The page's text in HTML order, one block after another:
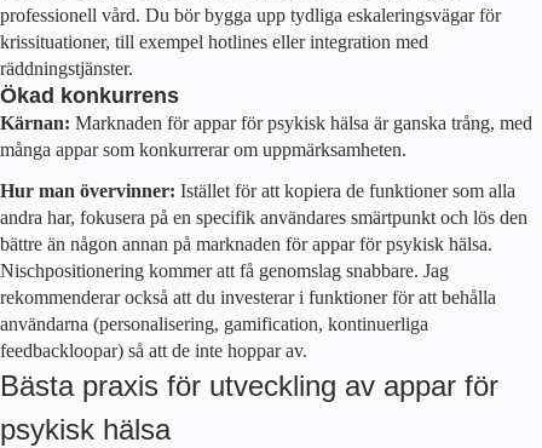
professionell vård. Du bör bygga upp tydliga eskaleringsvägar för
krissituationer, till exempel hotlines eller integration med
räddningstjänster.
Ökad konkurrens
Kärnan: Marknaden för appar för psykisk hälsa är ganska trång, med
många appar som konkurrerar om uppmärksamheten.
Hur man övervinner: Istället för att kopiera de funktioner som alla
andra har, fokusera på en specifik användares smärtpunkt och lös den
bättre än någon annan på marknaden för appar för psykisk hälsa.
Nischpositionering kommer att få genomslag snabbare. Jag
rekommenderar också att du investerar i funktioner för att behålla
användarna (personalisering, gamification, kontinuerliga
feedbackloopar) så att de inte hoppar av.
Bästa praxis för utveckling av appar för
psykisk hälsa